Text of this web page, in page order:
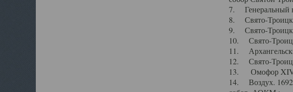
7. Генеральный
8. Свято-
9. Свято-
10. Свято-
11.
12. Свято-
13. Омофор
14. Воздух. 1692